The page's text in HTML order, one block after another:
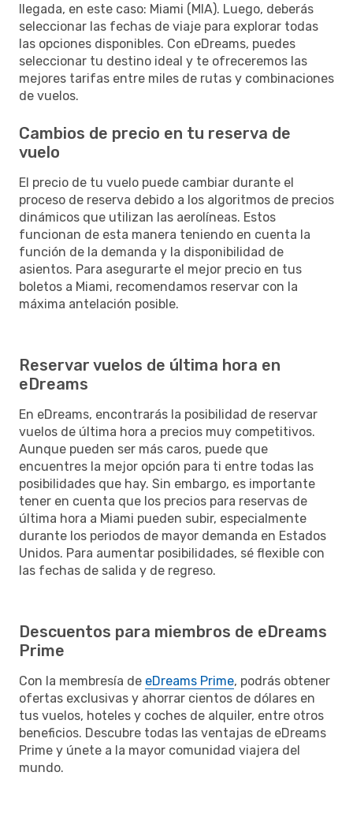
llegada, en este caso: Miami (MIA). Luego, deberás
seleccionar las fechas de viaje para explorar todas
las opciones disponibles. Con eDreams, puedes
seleccionar tu destino ideal y te ofreceremos las
mejores tarifas entre miles de rutas y combinaciones
de vuelos.
Cambios de precio en tu reserva de
vuelo
El precio de tu vuelo puede cambiar durante el
proceso de reserva debido a los algoritmos de precios
dinámicos que utilizan las aerolíneas. Estos
funcionan de esta manera teniendo en cuenta la
función de la demanda y la disponibilidad de
asientos. Para asegurarte el mejor precio en tus
boletos a Miami, recomendamos reservar con la
máxima antelación posible.
Reservar vuelos de última hora en
eDreams
En eDreams, encontrarás la posibilidad de reservar
vuelos de última hora a precios muy competitivos.
Aunque pueden ser más caros, puede que
encuentres la mejor opción para ti entre todas las
posibilidades que hay. Sin embargo, es importante
tener en cuenta que los precios para reservas de
última hora a Miami pueden subir, especialmente
durante los periodos de mayor demanda en Estados
Unidos. Para aumentar posibilidades, sé flexible con
las fechas de salida y de regreso.
Descuentos para miembros de eDreams
Prime
Con la membresía de eDreams Prime, podrás obtener
ofertas exclusivas y ahorrar cientos de dólares en
tus vuelos, hoteles y coches de alquiler, entre otros
beneficios. Descubre todas las ventajas de eDreams
Prime y únete a la mayor comunidad viajera del
mundo.